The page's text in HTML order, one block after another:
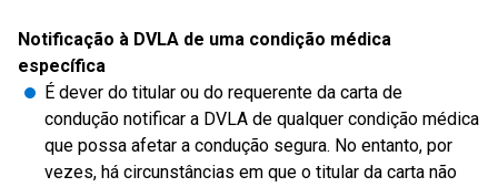
Notificação à DVLA de uma condição médica
específica
É dever do titular ou do requerente da carta de
condução notificar a DVLA de qualquer condição médica
que possa afetar a condução segura. No entanto, por
vezes, há circunstâncias em que o titular da carta não